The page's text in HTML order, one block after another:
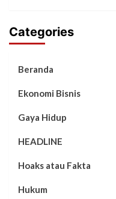
Categories
Beranda
Ekonomi Bisnis
Gaya Hidup
HEADLINE
Hoaks atau Fakta
Hukum